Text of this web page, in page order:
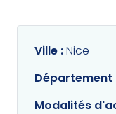
Ville :Nice
Département
Modalités